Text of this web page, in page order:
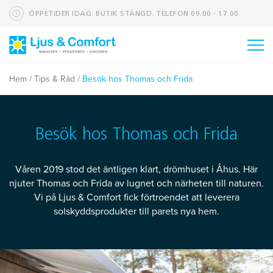
ÖPPETIDER IDAG: BUTIK STÄNGD. TELEFON 09.00 - 17.00
Hem / Tips & Råd / Besök hos Thomas och Frida
Besök hos Thomas och Frida
Våren 2019 stod det äntligen klart, drömhuset i Åhus. Här
njuter Thomas och Frida av lugnet och närheten till naturen.
Vi på Ljus & Comfort fick förtroendet att leverera
solskyddsprodukter till parets nya hem.
Om oss
Kontakt